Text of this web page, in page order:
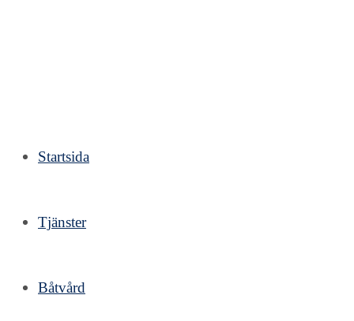
Startsida
Tjänster
Båtvård